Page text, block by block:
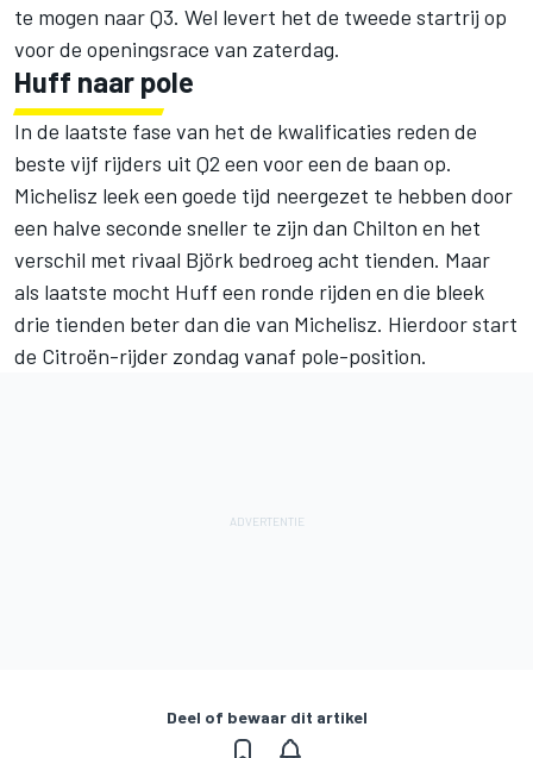
te mogen naar Q3. Wel levert het de tweede startrij op
voor de openingsrace van zaterdag.
Huff naar pole
In de laatste fase van het de kwalificaties reden de
beste vijf rijders uit Q2 een voor een de baan op.
Michelisz leek een goede tijd neergezet te hebben door
een halve seconde sneller te zijn dan Chilton en het
verschil met rivaal Björk bedroeg acht tienden. Maar
als laatste mocht Huff een ronde rijden en die bleek
drie tienden beter dan die van Michelisz. Hierdoor start
de Citroën-rijder zondag vanaf pole-position.
Deel of bewaar dit artikel